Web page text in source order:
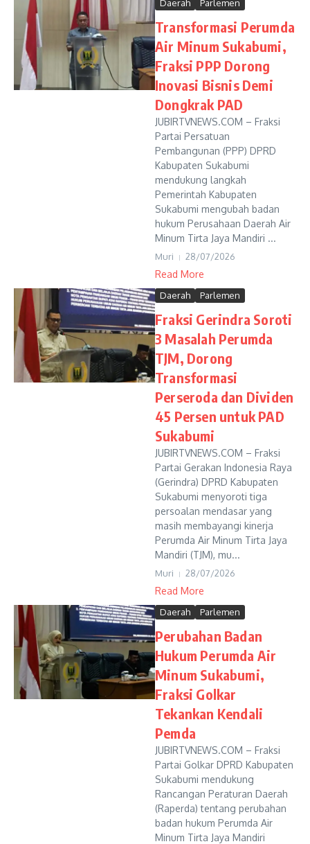
Daerah Parlemen
Transformasi Perumda
Air Minum Sukabumi,
Fraksi PPP Dorong
Inovasi Bisnis Demi
Dongkrak PAD
JUBIRTVNEWS.COM – Fraksi
Partai Persatuan
Pembangunan (PPP) DPRD
Kabupaten Sukabumi
mendukung langkah
Pemerintah Kabupaten
Sukabumi mengubah badan
hukum Perusahaan Daerah Air
Minum Tirta Jaya Mandiri ...
Muri 28/07/2026
Read More
Daerah Parlemen
Fraksi Gerindra Soroti
3 Masalah Perumda
TJM, Dorong
Transformasi
Perseroda dan Dividen
45 Persen untuk PAD
Sukabumi
JUBIRTVNEWS.COM – Fraksi
Partai Gerakan Indonesia Raya
(Gerindra) DPRD Kabupaten
Sukabumi menyoroti tiga
persoalan mendasar yang
masih membayangi kinerja
Perumda Air Minum Tirta Jaya
Mandiri (TJM), mu...
Muri 28/07/2026
Read More
Daerah Parlemen
Perubahan Badan
Hukum Perumda Air
Minum Sukabumi,
Fraksi Golkar
Tekankan Kendali
Pemda
JUBIRTVNEWS.COM – Fraksi
Partai Golkar DPRD Kabupaten
Sukabumi mendukung
Rancangan Peraturan Daerah
(Raperda) tentang perubahan
badan hukum Perumda Air
Minum Tirta Jaya Mandiri